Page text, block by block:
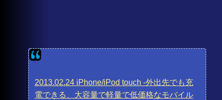
2013.02.24 iPhone/iPod touch -外出先でも充
電できる、大容量で軽量で低価格なモバイル